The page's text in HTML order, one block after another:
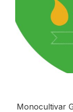
Monocultivar